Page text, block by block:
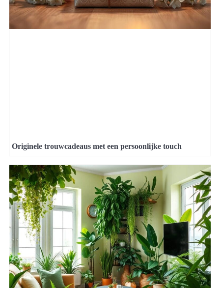
Originele trouwcadeaus met een persoonlijke touch